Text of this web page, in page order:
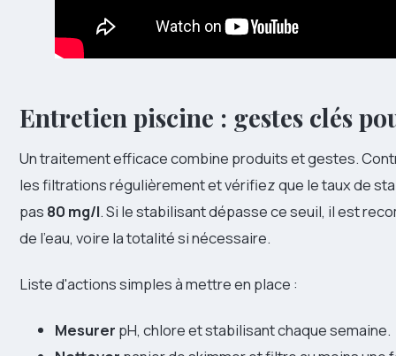
Entretien piscine : gestes clés
Un traitement efficace combine produits et gestes.
les filtrations régulièrement et vérifiez que le taux de
pas 80 mg/l. Si le stabilisant dépasse ce seuil, il est
de l'eau, voire la totalité si nécessaire.
Liste d'actions simples à mettre en place :
Mesurer pH, chlore et stabilisant chaque semaine.